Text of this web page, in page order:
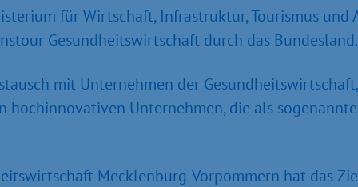
für Wirtschaft, Infrastruktur, Tourismus und
Gesundheitswirtschaft durch das
mit Unternehmen der
Unternehmen, die als
Mecklenburg-Vorpommern hat das